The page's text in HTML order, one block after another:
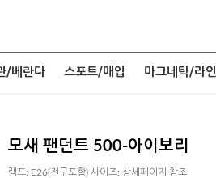
/베란다 스포트/매입 마그네틱/라인
모새 팬던트 500-아이보리
램프: E26(전구포함) 사이즈: 상세페이지 참조